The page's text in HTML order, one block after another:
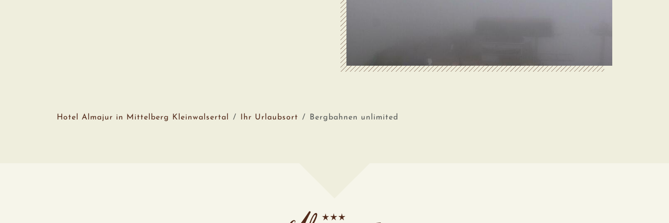
Hotel Almajur in Mittelberg Kleinwalsertal Ihr Urlaubsort Bergbahnen unlimited